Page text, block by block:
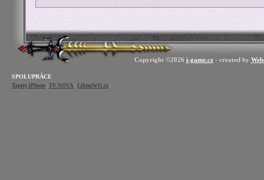
Copyright ©2026 i-game.cz- created by
SPOLUPRÁCE
Tapety iPhone TV NOVA LibimSeTi.cz